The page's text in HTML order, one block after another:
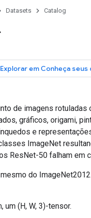
Datasets Catalog
Explorar em Conheça seus
de imagens
gráficos, origami,
e
ImageNet
ResNet-50 falham em
do
um (H, W, 3)-tensor.